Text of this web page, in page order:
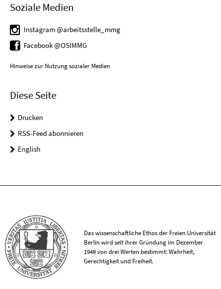
Soziale Medien
Instagram @arbeitsstelle_mmg
Facebook @OSIMMG
Hinweise zur Nutzung sozialer Medien
Diese Seite
Drucken
RSS-Feed abonnieren
English
Das wissenschaftliche Ethos der Freien Universität
Berlin wird seit ihrer Gründung im Dezember
1948 von drei Werten bestimmt: Wahrheit,
Gerechtigkeit und Freiheit.